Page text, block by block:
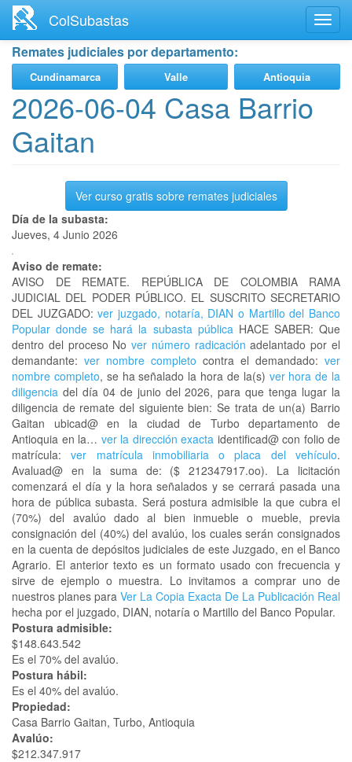
contenido
principal
ColSubastas
Remates judiciales por departamento:
Cundinamarca Valle Antioquia
2026-06-04 Casa Barrio
Gaitan
Ver curso gratis sobre remates judiciales
Día de la subasta:
Jueves, 4 Junio 2026
Aviso de remate:
AVISO DE REMATE. REPÚBLICA DE COLOMBIA RAMA
JUDICIAL DEL PODER PÚBLICO. EL SUSCRITO SECRETARIO
DEL JUZGADO: ver juzgado, notaría, DIAN o Martillo del Banco
Popular donde se hará la subasta públicaHACE SABER: Que
dentro del proceso Nover número radicación adelantado por el
demandante: ver nombre completo contra el demandado: ver
nombre completo, se ha señalado la hora de la(s) ver hora de la
diligencia del día 04 de junio del 2026, para que tenga lugar la
diligencia de remate del siguiente bien: Se trata de un(a) Barrio
Gaitan ubicad@ en la ciudad de Turbo departamento de
Antioquia en la… ver la dirección exacta identificad@ con folio de
matrícula:ver matrícula inmobiliaria o placa del vehículo.
Avaluad@ en la suma de: ($ 212347917.oo). La licitación
comenzará el día y la hora señalados y se cerrará pasada una
hora de pública subasta. Será postura admisible la que cubra el
(70%) del avalúo dado al bien inmueble o mueble, previa
consignación del (40%) del avalúo, los cuales serán consignados
en la cuenta de depósitos judiciales de este Juzgado, en el Banco
Agrario. El anterior texto es un formato usado con frecuencia y
sirve de ejemplo o muestra. Lo invitamos a comprar uno de
nuestros planes para Ver La Copia Exacta De La Publicación Real
hecha por el juzgado, DIAN, notaría o Martillo del Banco Popular.
Postura admisible:
$148.643.542
Es el 70% del avalúo.
Postura hábil:
Es el 40% del avalúo.
Propiedad:
Casa Barrio Gaitan, Turbo, Antioquia
Avalúo:
$212.347.917